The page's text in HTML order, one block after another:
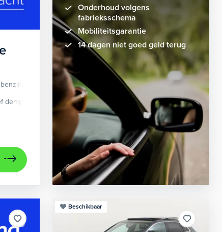
cruise control adaptief dodehoek detectie
elektrisch
Automaat
demping systeem Apple Carplay/Android Auto
audio
Onderhoud volgens
fabrieksschema
Mobiliteitsgarantie
14 dagen niet goed geld terug
Beschikbaar